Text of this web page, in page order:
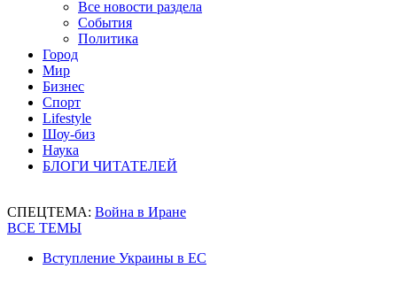
Все новости раздела
События
Политика
Город
Мир
Бизнес
Спорт
Lifestyle
Шоу-биз
Наука
БЛОГИ ЧИТАТЕЛЕЙ
СПЕЦТЕМА: Война в Иране
ВСЕ ТЕМЫ
Вступление Украины в ЕС